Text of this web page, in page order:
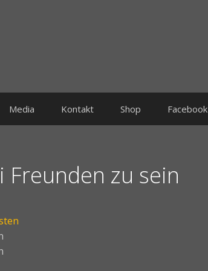
Media Kontakt Shop Facebook
Freunden zu sein